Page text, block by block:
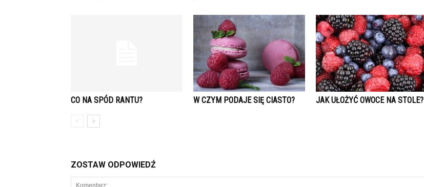
CO NA SPÓD RANTU? W CZYM PODAJE SIĘ CIASTO? JAK UŁOŻYĆ OWOCE NA STOLE?
ZOSTAW ODPOWIEDŹ